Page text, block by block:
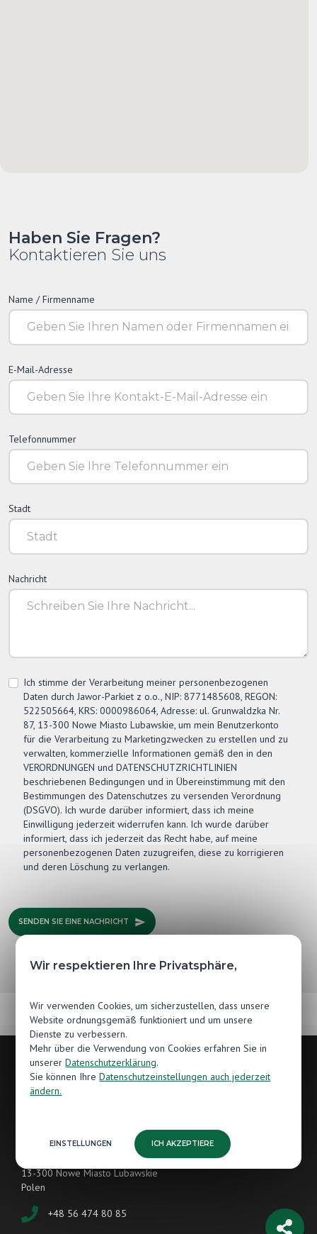
Haben Sie Fragen?
Kontaktieren Sie uns
Name / Firmenname
E-Mail-Adresse
Telefonnummer
Stadt
Nachricht
Ich stimme der Verarbeitung meiner personenbezogenen
Daten durch Jawor-Parkiet z o.o., NIP: 8771485608, REGON:
522505664, KRS: 0000986064, Adresse: ul. Grunwaldzka Nr.
87, 13-300 Nowe Miasto Lubawskie, um mein Benutzerkonto
für die Verarbeitung zu Marketingzwecken zu erstellen und zu
verwalten, kommerzielle Informationen gemäß den in den
VERORDNUNGEN und DATENSCHUTZRICHTLINIEN
beschriebenen Bedingungen und in Übereinstimmung mit den
Bestimmungen des Datenschutzes zu versenden Verordnung
(DSGVO). Ich wurde darüber informiert, dass ich meine
Einwilligung jederzeit widerrufen kann. Ich wurde darüber
informiert, dass ich jederzeit das Recht habe, auf meine
personenbezogenen Daten zuzugreifen, diese zu korrigieren
und deren Löschung zu verlangen.
SENDEN SIE EINE NACHRICHT
Kontakt
13-300 Nowe Miasto Lubawskie
Polen
+48 56 474 80 85
Wir respektieren Ihre Privatsphäre,
Wir verwenden Cookies, um sicherzustellen, dass unsere
Website ordnungsgemäß funktioniert und um unsere
Dienste zu verbessern.
Mehr über die Verwendung von Cookies erfahren Sie in
unsererDatenschutzerklärung.
Sie können IhreDatenschutzeinstellungen auch jederzeit
ändern.
EINSTELLUNGEN ICH AKZEPTIERE